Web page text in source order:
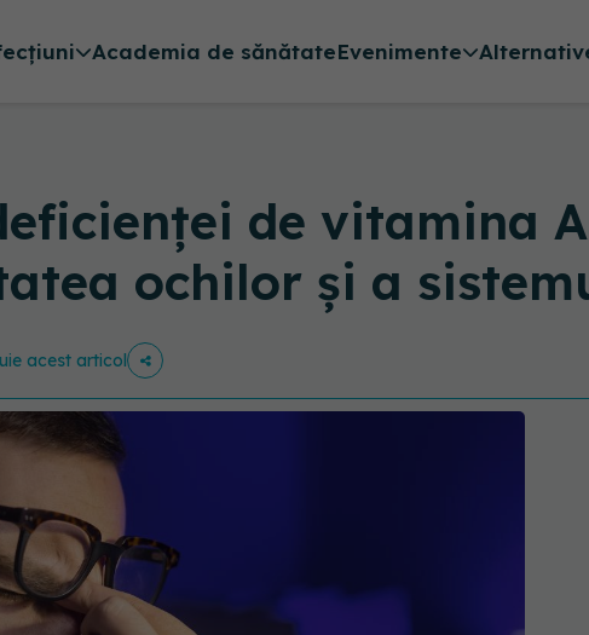
Academia de sănătateEvenimente
de vitamina
ochilor și a
acest articol